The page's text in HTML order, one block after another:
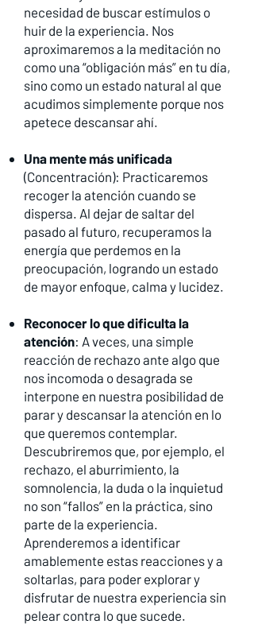
necesidad de buscar estímulos o
huir de la experiencia. Nos
aproximaremos a la meditación no
como una “obligación más” en tu día,
sino como un estado natural al que
acudimos simplemente porque nos
apetece descansar ahí.
Una mente más unificada
(Concentración): Practicaremos
recoger la atención cuando se
dispersa. Al dejar de saltar del
pasado al futuro, recuperamos la
energía que perdemos en la
preocupación, logrando un estado
de mayor enfoque, calma y lucidez.
Reconocer lo que dificulta la
atención: A veces, una simple
reacción de rechazo ante algo que
nos incomoda o desagrada se
interpone en nuestra posibilidad de
parar y descansar la atención en lo
que queremos contemplar.
Descubriremos que, por ejemplo, el
rechazo, el aburrimiento, la
somnolencia, la duda o la inquietud
no son “fallos” en la práctica, sino
parte de la experiencia.
Aprenderemos a identificar
amablemente estas reacciones y a
soltarlas, para poder explorar y
disfrutar de nuestra experiencia sin
pelear contra lo que sucede.